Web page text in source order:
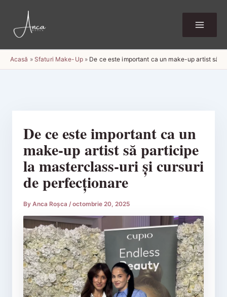
content
Acasă » Sfaturi Make-Up» De ce este important ca un make-up artist să
De ce este important ca un
make-up artist să participe
la masterclass-uri și cursuri
de perfecționare
By Anca Roșca /octombrie 20, 2025